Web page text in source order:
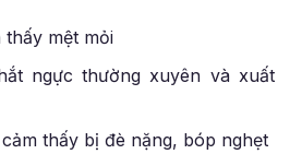
mệt mỏi
ngực thường xuyên và xuất
thấy bị đè nặng, bóp nghẹt